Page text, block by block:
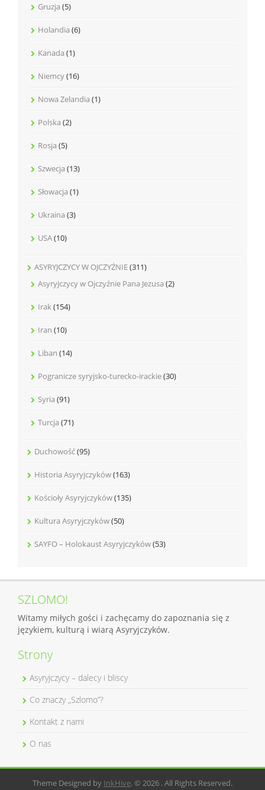
Gruzja (5)
Holandia (6)
Kanada (1)
Niemcy(16)
Nowa Zelandia (1)
Polska (2)
Rosja (5)
Szwecja (13)
Słowacja (1)
Ukraina (3)
USA(10)
ASYRYJCZYCY W OJCZYŹNIE(311)
Asyryjczycy w Ojczyźnie Pana Jezusa (2)
Irak(154)
Iran (10)
Liban (14)
Pogranicze syryjsko-turecko-irackie(30)
Syria (91)
Turcja (71)
Duchowość(95)
Historia Asyryjczyków(163)
Kościoły Asyryjczyków(135)
Kultura Asyryjczyków(50)
SAYFO – Holokaust Asyryjczyków(53)
SZLOMO!
Witamy miłych gości i zachęcamy do zapoznania się z
językiem, kulturą i wiarą Asyryjczyków.
Strony
Asyryjczycy – dalecy i bliscy
Co znaczy „Szlomo”?
Kontakt z nami
O nas
Theme Designed by InkHive.© 2026 . All Rights Reserved.